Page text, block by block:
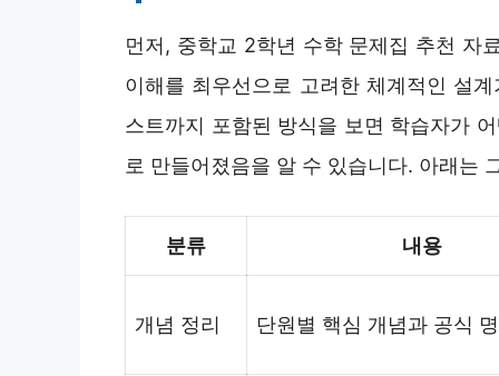
먼저, 중학교 2학년 수학 문제집 추천 자
이해를 최우선으로 고려한 체계적인 설
스트까지 포함된 방식을 보면 학습자가
로 만들어졌음을 알 수 있습니다. 아래는
분류 내용
개념 정리 단원별 핵심 개념과 공식